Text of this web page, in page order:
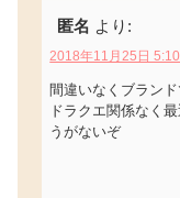
匿名 より:
2018年11月25日 5:10
間違いなくブラン
ドラクエ関係なく
うがないぞ